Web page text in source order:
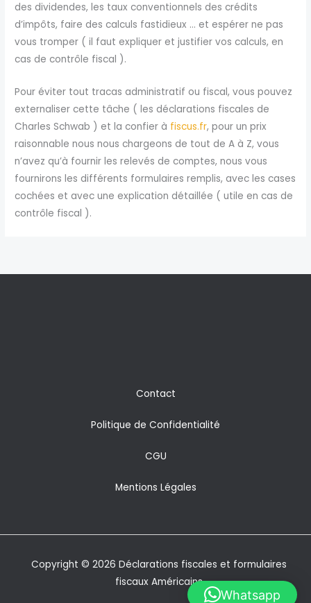
des dividendes, les taux conventionnels des crédits
d’impôts, faire des calculs fastidieux … et espérer ne pas
vous tromper ( il faut expliquer et justifier vos calculs, en
cas de contrôle fiscal ).
Pour éviter tout tracas administratif ou fiscal, vous pouvez
externaliser cette tâche ( les déclarations fiscales de
Charles Schwab ) et la confier à fiscus.fr, pour un prix
raisonnable nous nous chargeons de tout de A à Z, vous
n’avez qu’à fournir les relevés de comptes, nous vous
fournirons les différents formulaires remplis, avec les cases
cochées et avec une explication détaillée ( utile en cas de
contrôle fiscal ).
Contact
Politique de Confidentialité
CGU
Mentions Légales
Copyright © 2026 Déclarations fiscales et formulaires
fiscaux Américains
Whatsapp